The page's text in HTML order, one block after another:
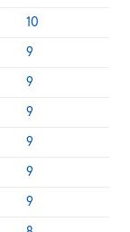
10
9
9
9
9
9
9